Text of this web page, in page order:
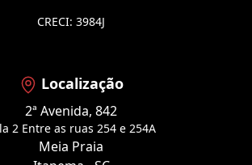
CRECI: 3984J
Localização
2ª Avenida, 842
2 Entre as ruas 254 e 254A
Meia Praia